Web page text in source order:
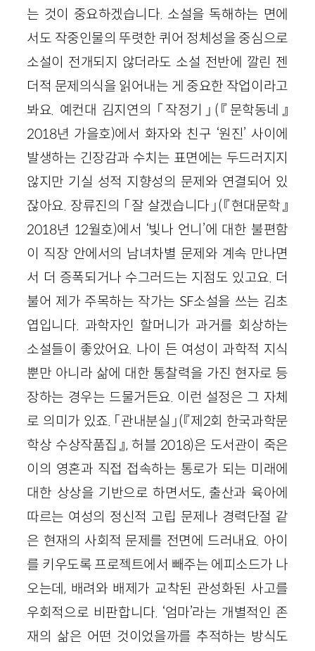
는 것이 중요하겠습니다. 소설을 독해하는 면에
서도 작중인물의 뚜렷한 퀴어 정체성을 중심으로
소설이 전개되지 않더라도 소설 전반에 깔린 젠
더적 문제의식을 읽어내는 게 중요한 작업이라고
봐요. 예컨대 김지연의 「작정기」(『문학동네』
2018년 가을호)에서 화자와 친구 ‘원진’ 사이에
발생하는 긴장감과 수치는 표면에는 두드러지지
않지만 기실 성적 지향성의 문제와 연결되어 있
잖아요. 장류진의 「잘 살겠습니다」(『현대문학』
2018년 12월호)에서 ‘빛나 언니’에 대한 불편함
이 직장 안에서의 남녀차별 문제와 계속 만나면
서 더 증폭되거나 수그러드는 지점도 있고요. 더
불어 제가 주목하는 작가는 SF소설을 쓰는 김초
엽입니다. 과학자인 할머니가 과거를 회상하는
소설들이 좋았어요. 나이 든 여성이 과학적 지식
뿐만 아니라 삶에 대한 통찰력을 가진 현자로 등
장하는 경우는 드물거든요. 이런 설정은 그 자체
로 의미가 있죠. 「관내분실」(『제2회 한국과학문
학상 수상작품집』, 허블 2018)은 도서관이 죽은
이의 영혼과 직접 접속하는 통로가 되는 미래에
대한 상상을 기반으로 하면서도, 출산과 육아에
따르는 여성의 정신적 고립 문제나 경력단절 같
은 현재의 사회적 문제를 전면에 드러내요. 아이
를 키우도록 프로젝트에서 빼주는 에피소드가 나
오는데, 배려와 배제가 교착된 관성화된 사고를
우회적으로 비판합니다. ‘엄마’라는 개별적인 존
재의 삶은 어떤 것이었을까를 추적하는 방식도